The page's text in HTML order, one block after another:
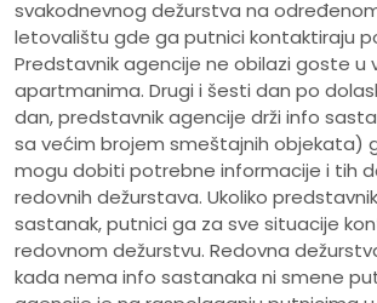
svakodnevnog dežurstva na
letovalištu gde ga putnici kontaktiraju
Predstavnik agencije ne obilazi goste u
apartmanima. Drugi i šesti dan po
dan, predstavnik agencije drži info
sa većim brojem smeštajnih objekata)
mogu dobiti potrebne informacije i tih
redovnih dežurstava. Ukoliko
sastanak, putnici ga za sve situacije
redovnom dežurstvu. Redovna
kada nema info sastanaka ni smene